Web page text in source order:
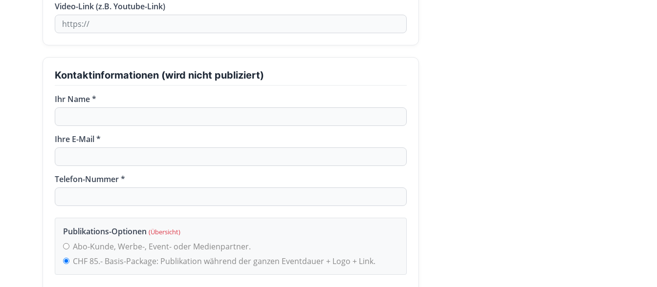
Video-Link (z.B. Youtube-Link)
Kontaktinformationen (wird nicht publiziert)
Ihr Name *
Ihre E-Mail *
Telefon-Nummer *
Publikations-Optionen (Übersicht)
Abo-Kunde, Werbe-, Event- oder Medienpartner.
CHF 85.- Basis-Package: Publikation während der ganzen Eventdauer + Logo + Link.